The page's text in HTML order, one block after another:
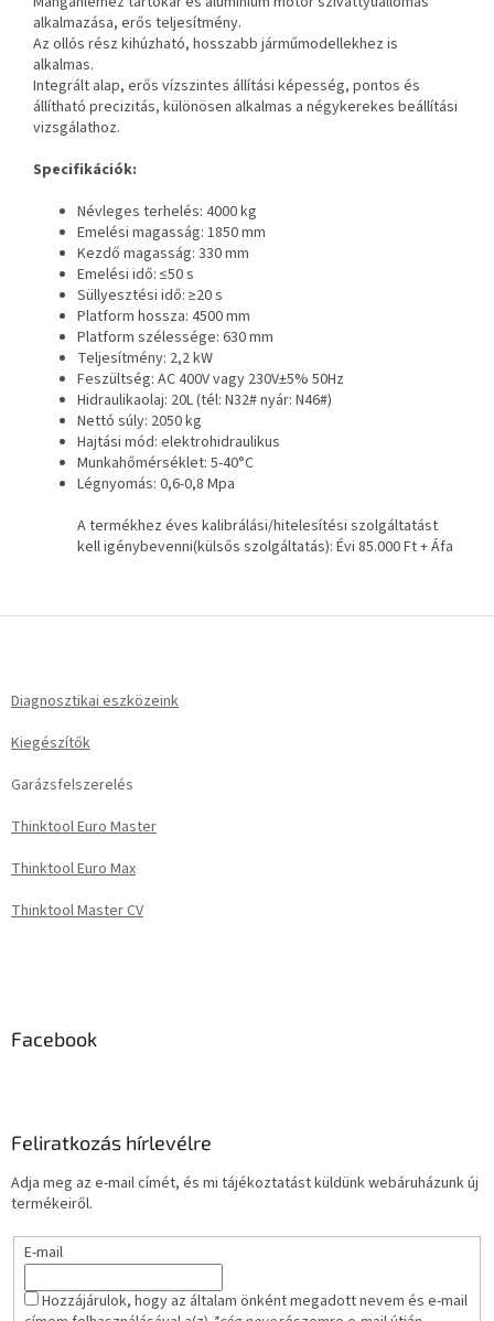
alkalmazása, erős teljesítmény.
Az ollós rész kihúzható, hosszabb járműmodellekhez is
alkalmas.
Integrált alap, erős vízszintes állítási képesség, pontos és
állítható precizitás, különösen alkalmas a négykerekes beállítási
vizsgálathoz.
Specifikációk:
Névleges terhelés: 4000 kg
Emelési magasság: 1850 mm
Kezdő magasság: 330 mm
Emelési idő: ≤50 s
Süllyesztési idő: ≥20 s
Platform hossza: 4500 mm
Platform szélessége: 630 mm
Teljesítmény: 2,2 kW
Feszültség: AC 400V vagy 230V±5% 50Hz
Hidraulikaolaj: 20L (tél: N32# nyár: N46#)
Nettó súly: 2050 kg
Hajtási mód: elektrohidraulikus
Munkahőmérséklet: 5-40°C
Légnyomás: 0,6-0,8 Mpa
A termékhez éves kalibrálási/hitelesítési szolgáltatást
kell igénybevenni(külsős szolgáltatás): Évi 85.000 Ft + Áfa
Diagnosztikai eszközeink
Kiegészítők
Garázsfelszerelés
Thinktool Euro Master
Thinktool Euro Max
Thinktool Master CV
Facebook
Feliratkozás hírlevélre
Adja meg az e-mail címét, és mi tájékoztatást küldünk webáruházunk új
termékeiről.
E-mail
Hozzájárulok, hogy az általam önként megadott nevem és e-mail